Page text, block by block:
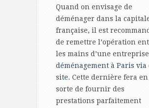
Quand on envisage de
déménager dans la
française, il est
de remettre l’opération
les mains d’une
déménagement à Paris via
site. Cette dernière fera en
sorte de fournir des
prestations parfaitement